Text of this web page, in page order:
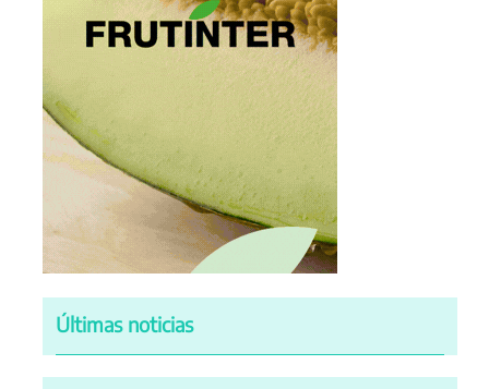
Últimas noticias